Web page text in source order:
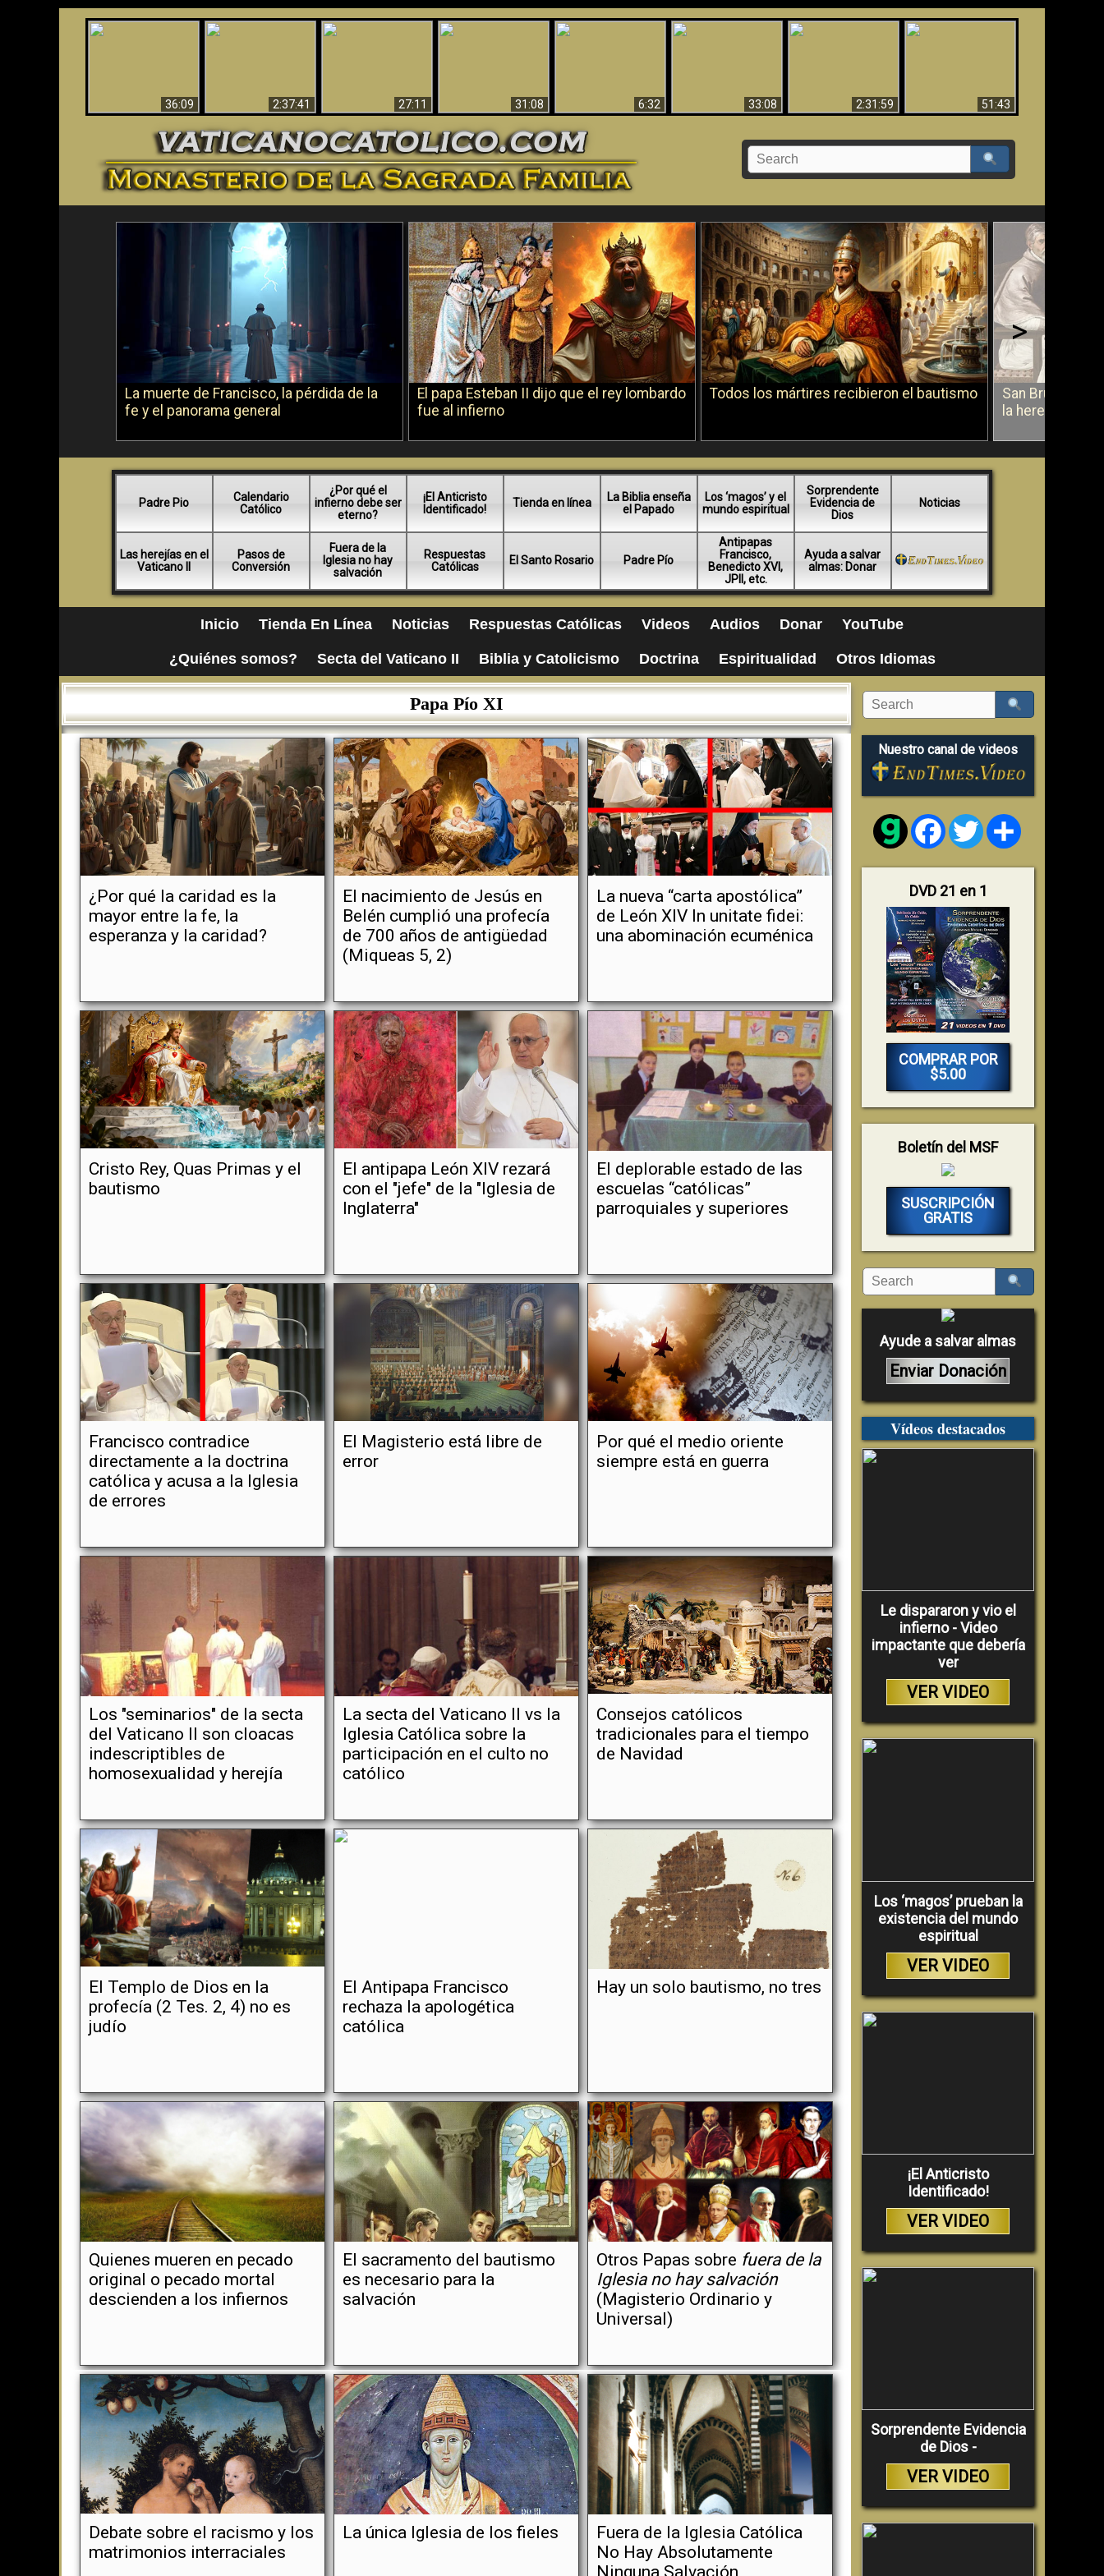
36:09
2:37:41
27:11
31:08 6:32 33:08 2:31:59 51:43
La muerte de Francisco, la pérdida de la
fe y el panorama general
El papa Esteban II dijo que el rey lombardo
fue al infierno
Todos los mártires recibieron el bautismo
San Bruno
la herejía
>
Padre Pio
Calendario
Católico
¿Por qué el
infierno debe ser
eterno?
¡El Anticristo
Identificado!
Tienda en línea
La Biblia enseña
el Papado
Los ‘magos’ y el
mundo espiritual
Sorprendente
Evidencia de
Dios
Noticias
Las herejías en el
Vaticano II
Pasos de
Conversión
Fuera de la
Iglesia no hay
salvación
Respuestas
Católicas
El Santo Rosario Padre Pío
Antipapas
Francisco,
Benedicto XVI,
JPII, etc.
Ayuda a salvar
almas: Donar
Inicio Tienda En Línea Noticias Respuestas Católicas Videos Audios Donar YouTube
¿Quiénes somos? Secta del Vaticano II Biblia y Catolicismo Doctrina Espiritualidad Otros Idiomas
Papa Pío XI
¿Por qué la caridad es la
mayor entre la fe, la
esperanza y la caridad?
El nacimiento de Jesús en
Belén cumplió una profecía
de 700 años de antigüedad
(Miqueas 5, 2)
La nueva “carta apostólica”
de León XIV In unitate fidei:
una abominación ecuménica
Cristo Rey, Quas Primas y el
bautismo
El antipapa León XIV rezará
con el "jefe" de la "Iglesia de
Inglaterra"
El deplorable estado de las
escuelas “católicas”
parroquiales y superiores
Francisco contradice
directamente a la doctrina
católica y acusa a la Iglesia
de errores
El Magisterio está libre de
error
Por qué el medio oriente
siempre está en guerra
Los "seminarios" de la secta
del Vaticano II son cloacas
indescriptibles de
homosexualidad y herejía
La secta del Vaticano II vs la
Iglesia Católica sobre la
participación en el culto no
católico
Consejos católicos
tradicionales para el tiempo
de Navidad
El Templo de Dios en la
profecía (2 Tes. 2, 4) no es
judío
El Antipapa Francisco
rechaza la apologética
católica
Hay un solo bautismo, no tres
Quienes mueren en pecado
original o pecado mortal
descienden a los infiernos
El sacramento del bautismo
es necesario para la
salvación
Otros Papas sobre fuera de la
Iglesia no hay salvación
(Magisterio Ordinario y
Universal)
Debate sobre el racismo y los
matrimonios interraciales
La única Iglesia de los fieles
Fuera de la Iglesia Católica
No Hay Absolutamente
Ninguna Salvación
Nuestro canal de videos
FacebookTwitter
DVD 21 en 1
COMPRAR POR
$5.00
Boletín del MSF
SUSCRIPCIÓN
GRATIS
Ayude a salvar almas
Enviar Donación
Vídeos destacados
Le dispararon y vio el
infierno - Video
impactante que debería
ver
VER VIDEO
Los ‘magos’ prueban la
existencia del mundo
espiritual
VER VIDEO
¡El Anticristo
Identificado!
VER VIDEO
Sorprendente Evidencia
de Dios -
VER VIDEO